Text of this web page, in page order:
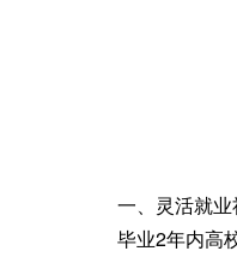
一、灵活就业
毕业2年内高